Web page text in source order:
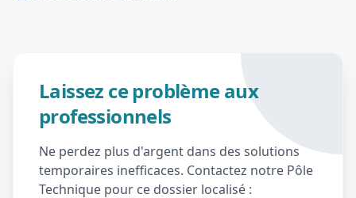
Laissez ce problème aux
professionnels
Ne perdez plus d'argent dans des solutions
temporaires inefficaces. Contactez notre Pôle
Technique pour ce dossier localisé :